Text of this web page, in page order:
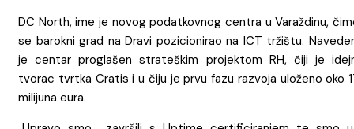
DC North, ime je novog podatkovnog centra u Varaždinu,
se barokni grad na Dravi pozicionirao na ICT tržištu.
je centar proglašen strateškim projektom RH, čiji je
tvorac tvrtka Cratis i u čiju je prvu fazu razvoja uloženo oko
milijuna eura.